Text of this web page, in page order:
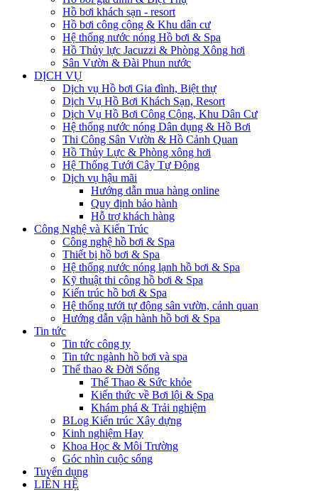
Hồ bơi khách sạn - resort
Hồ bơi công cộng & Khu dân cư
Hệ thống nước nóng Hồ bơi & Spa
Hồ Thủy lực Jacuzzi & Phòng Xông hơi
Sân Vườn & Đài Phun nước
DỊCH VỤ
Dịch vụ Hồ bơi Gia đình, Biệt thự
Dịch Vụ Hồ Bơi Khách Sạn, Resort
Dịch Vụ Hồ Bơi Công Cộng, Khu Dân Cư
Hệ thống nước nóng Dân dụng & Hồ Bơi
Thi Công Sân Vườn & Hồ Cảnh Quan
Hồ Thủy Lực & Phòng xông hơi
Hệ Thống Tưới Cây Tự Động
Dịch vụ hậu mãi
Hướng dẫn mua hàng online
Quy định bảo hành
Hỗ trợ khách hàng
Công Nghệ và Kiến Trúc
Công nghệ hồ bơi & Spa
Thiết bị hồ bơi & Spa
Hệ thống nước nóng lạnh hồ bơi & Spa
Kỹ thuật thi công hồ bơi & Spa
Kiến trúc hồ bơi & Spa
Hệ thống tưới tự động sân vườn, cảnh quan
Hướng dẫn vận hành hồ bơi & Spa
Tin tức
Tin tức công ty
Tin tức ngành hồ bơi và spa
Thể thao & Đời Sống
Thể Thao & Sức khỏe
Kiến thức về Bơi lội & Spa
Khám phá & Trải nghiệm
BLog Kiến trúc Xây dựng
Kinh nghiệm Hay
Khoa Học & Môi Trường
Góc nhìn cuộc sống
Tuyển dụng
LIÊN HỆ